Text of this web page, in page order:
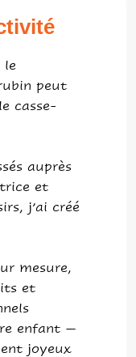
le
peut
casse-
auprès
et
j’ai créé
mesure,
et
enfant —
joyeux